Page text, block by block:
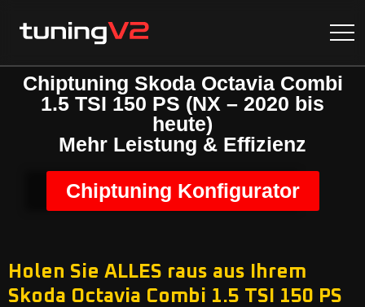
Chiptuning Skoda Octavia Combi
1.5 TSI 150 PS (NX – 2020 bis
heute)
Mehr Leistung & Effizienz
Chiptuning Konfigurator
Holen Sie ALLES raus aus Ihrem
Skoda Octavia Combi 1.5 TSI 150 PS